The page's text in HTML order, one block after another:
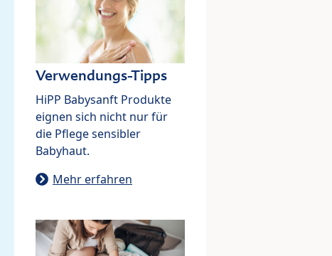
Verwendungs-Tipps
HiPP Babysanft Produkte
eignen sich nicht nur für
die Pflege sensibler
Babyhaut.
Mehr erfahren